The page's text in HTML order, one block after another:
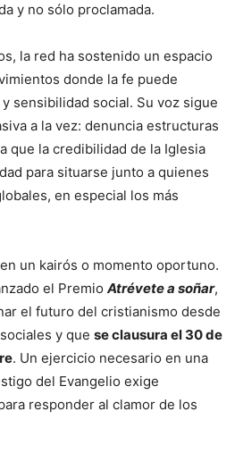
y no sólo proclamada.
la red ha sostenido un espacio
donde la fe puede
sensibilidad social. Su voz sigue
a la vez: denuncia estructuras
que la credibilidad de la Iglesia
para situarse junto a quienes
en especial los más
un kairós o momento oportuno.
el Premio Atrévete a soñar,
el futuro del cristianismo desde
y que se clausura el 30 de
. Un ejercicio necesario en una
del Evangelio exige
responder al clamor de los